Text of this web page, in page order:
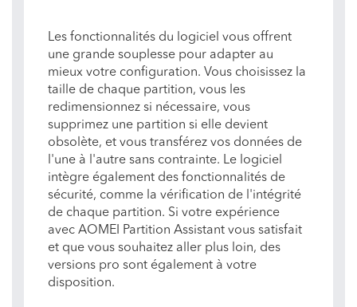
Les fonctionnalités du logiciel vous offrent
une grande souplesse pour adapter au
mieux votre configuration. Vous choisissez la
taille de chaque partition, vous les
redimensionnez si nécessaire, vous
supprimez une partition si elle devient
obsolète, et vous transférez vos données de
l'une à l'autre sans contrainte. Le logiciel
intègre également des fonctionnalités de
sécurité, comme la vérification de l'intégrité
de chaque partition. Si votre expérience
avec AOMEI Partition Assistant vous satisfait
et que vous souhaitez aller plus loin, des
versions pro sont également à votre
disposition.